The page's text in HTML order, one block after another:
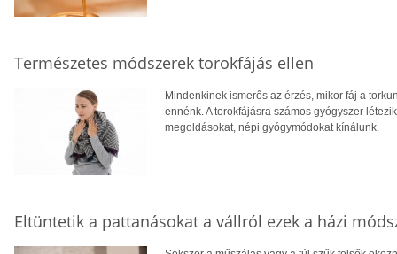
Természetes módszerek torokfájás ellen
Mindenkinek ismerős az érzés, mikor fáj a
ennénk. A torokfájásra számos gyógyszer
megoldásokat, népi gyógymódokat kínálunk.
Eltüntetik a pattanásokat a vállról ezek a házi